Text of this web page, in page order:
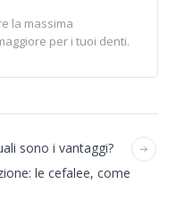
la massima
per i tuoi denti.
sono i vantaggi?
le cefalee, come